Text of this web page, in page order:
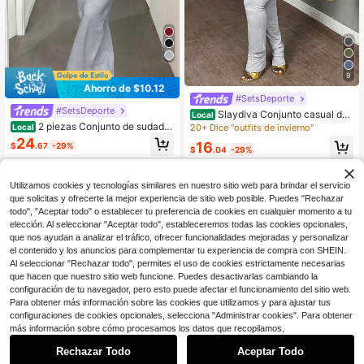
Ahorro de $10.12
#SetsDeporte
Local 2 piezas Conjunto de sudader
a con capucha de unicolor con cord
ón de pescado, elegante para prima
vera
$24.67 -29%
9
#SetsDeporte
Local Slaydiva Conjunto casual de
2 piezas para mujer con cuello redo
op de manga larga y corta con cord
ones en la cintura y pantalones ajus
20+ Dice "outfits de invierno"
$16.04 -29%
Utilizamos cookies y tecnologías similares en nuestro sitio web para brindar el servicio
que solicitas y ofrecerte la mejor experiencia de sitio web posible. Puedes "Rechazar
todo", "Aceptar todo" o establecer tu preferencia de cookies en cualquier momento a tu
elección. Al seleccionar "Aceptar todo", estableceremos todas las cookies opcionales,
que nos ayudan a analizar el tráfico, ofrecer funcionalidades mejoradas y personalizar
el contenido y los anuncios para complementar tu experiencia de compra con SHEIN.
Al seleccionar "Rechazar todo", permites el uso de cookies estrictamente necesarias
que hacen que nuestro sitio web funcione. Puedes desactivarlas cambiando la
configuración de tu navegador, pero esto puede afectar el funcionamiento del sitio web.
Para obtener más información sobre las cookies que utilizamos y para ajustar tus
configuraciones de cookies opcionales, selecciona "Administrar cookies". Para obtener
más información sobre cómo procesamos los datos que recopilamos,
Rechazar Todo Aceptar Todo